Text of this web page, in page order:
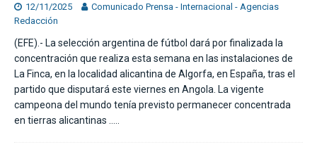
12/11/2025
Comunicado Prensa - Internacional - Agencias
Redacción
(EFE).- La selección argentina de fútbol dará por finalizada la
concentración que realiza esta semana en las instalaciones de
La Finca, en la localidad alicantina de Algorfa, en España, tras el
partido que disputará este viernes en Angola. La vigente
campeona del mundo tenía previsto permanecer concentrada
en tierras alicantinas